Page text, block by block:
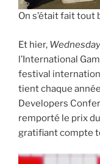
On s’était fait tout
Et hier,
l’International
festival
tient chaque
Developers
remporté le prix
gratifiant compte